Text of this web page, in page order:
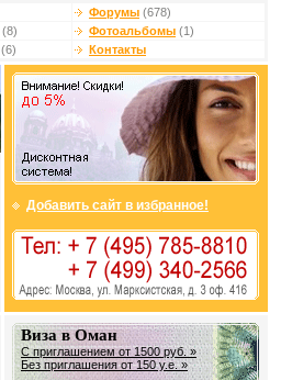
Форумы (678)
(8) Фотоальбомы (1)
(6) Контакты
Добавить сайт в избранное!
Виза в Оман
С приглашением от 1500 руб. »
Без приглашения от 150 у.е. »